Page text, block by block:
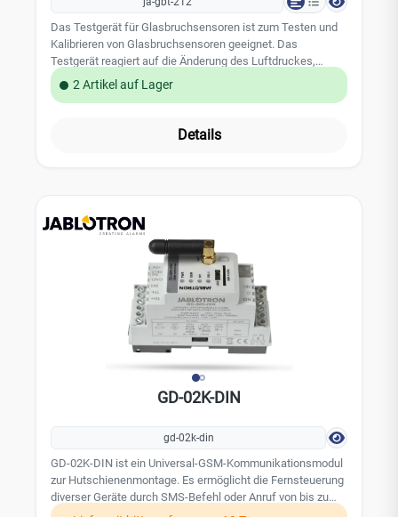
Das Testgerät für Glasbruchsensoren ist zum Testen und
Kalibrieren von Glasbruchsensoren geeignet. Das
Testgerät reagiert auf die Änderung des Luftdruckes,
ausgelöst z.B. durch einen leichten Stoß mit der flachen
Hand gegen die Scheibe, und simuliert dann das Geräusch
sollte dann auf Grund der Luftdruckveränderung und des
des Geräusches inklusive Batterien Technische Daten:
Stromversorgung: 9 V Blockbatterie Stromverbrauch: 6-200
mA Erfassungsbereich: bis zu 9 m Abmessungen: 70 x 135
x 29 mm Betriebstemperatur: -10 Grad bis 40 °C
Umgebungsbedingungen: EN 50131-1: II, innen ETSI EN
2 Artikel auf Lager
Details
GD-02K-DIN
gd-02k-din
GD-02K-DIN ist ein Universal-GSM-Kommunikationsmodul
zur Hutschienenmontage. Es ermöglicht die Fernsteuerung
diverser Geräte durch SMS-Befehl oder Anruf von bis zu
100 autorisierte Telefonnummern. Das GSM Wählgerät